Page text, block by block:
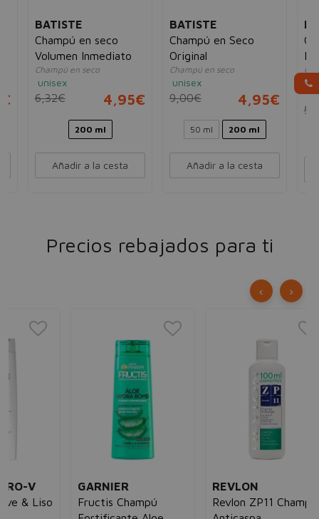
BATISTE
Champú en seco
Volumen Inmediato
Champú en seco
unisex
6,32€ 4,95€
200 ml
Añadir a la cesta
BATISTE
Champú en Seco
Original
Champú en seco
unisex
9,00€ 4,95€
50 ml 200 ml
Añadir a la cesta
Precios rebajados para ti
GARNIER
Fructis Champú
REVLON
Revlon ZP11 Champú
‹ ›